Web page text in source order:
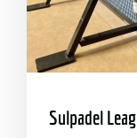
Sulpadel